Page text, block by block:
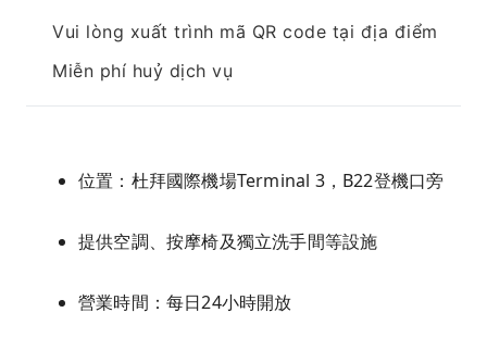
Vui lòng xuất trình mã QR code tại địa điểm
Miễn phí huỷ dịch vụ
位置：杜拜國際機場Terminal 3，B22登機口旁
提供空調、按摩椅及獨立洗手間等設施
營業時間：每日24小時開放